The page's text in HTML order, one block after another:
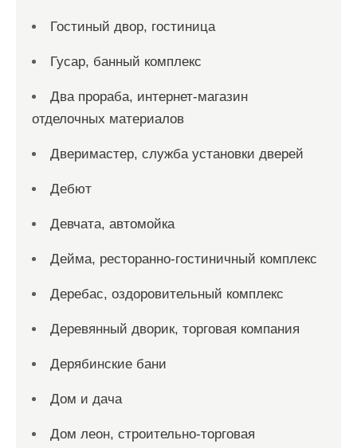
Гостиный двор, гостиница
Гусар, банный комплекс
Два прораба, интернет-магазин
отделочных материалов
Дверимастер, служба установки дверей
Дебют
Девчата, автомойка
Дейма, ресторанно-гостиничный комплекс
Деребас, оздоровительный комплекс
Деревянный дворик, торговая компания
Дерябинские бани
Дом и дача
Дом леон, строительно-торговая